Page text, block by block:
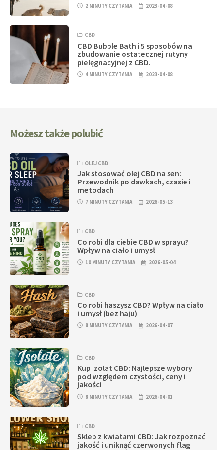
2 MINUTY CZYTANIA 2023-04-08
CBD
CBD Bubble Bath i 5 sposobów na
zbudowanie ostatecznej rutyny
pielęgnacyjnej z CBD.
4 MINUTY CZYTANIA 2023-04-08
Możesz także polubić
OLEJ CBD
Jak stosować olej CBD na sen:
Przewodnik po dawkach, czasie i
metodach
7 MINUTY CZYTANIA 2026-05-13
CBD
Co robi dla ciebie CBD w sprayu?
Wpływ na ciało i umysł
10 MINUTY CZYTANIA 2026-05-04
CBD
Co robi haszysz CBD? Wpływ na ciało
i umysł (bez haju)
8 MINUTY CZYTANIA 2026-04-07
CBD
Kup Izolat CBD: Najlepsze wybory
pod względem czystości, ceny i
jakości
8 MINUTY CZYTANIA 2026-04-01
CBD
Sklep z kwiatami CBD: Jak rozpoznać
jakość i uniknąć czerwonych flag